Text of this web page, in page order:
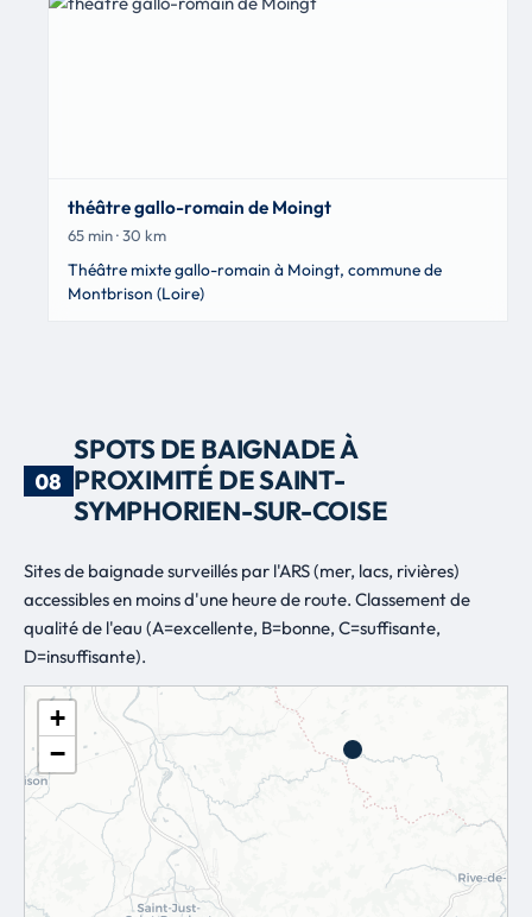
théâtre gallo-romain de Moingt
65 min · 30 km
Théâtre mixte gallo-romain à Moingt, commune de
Montbrison (Loire)
08
SPOTS DE BAIGNADE À
PROXIMITÉ DE SAINT-
SYMPHORIEN-SUR-COISE
Sites de baignade surveillés par l'ARS (mer, lacs, rivières)
accessibles en moins d'une heure de route. Classement de
qualité de l'eau (A=excellente, B=bonne, C=suffisante,
D=insuffisante).
+
−